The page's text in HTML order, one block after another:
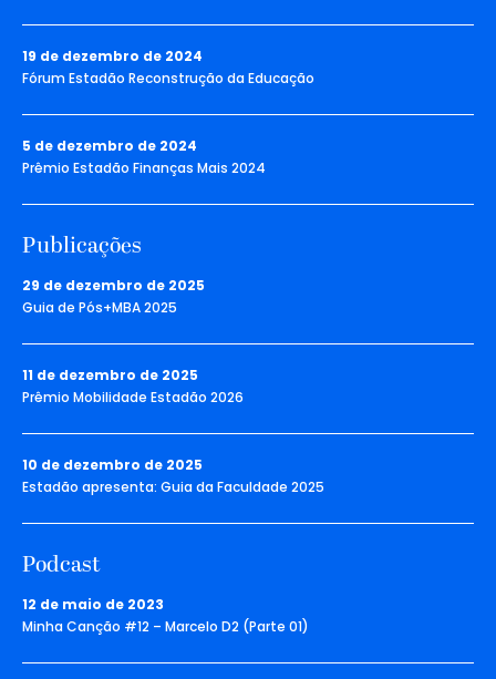
19 de dezembro de 2024
Fórum Estadão Reconstrução da Educação
5 de dezembro de 2024
Prêmio Estadão Finanças Mais 2024
Publicações
29 de dezembro de 2025
Guia de Pós+MBA 2025
11 de dezembro de 2025
Prêmio Mobilidade Estadão 2026
10 de dezembro de 2025
Estadão apresenta: Guia da Faculdade 2025
Podcast
12 de maio de 2023
Minha Canção #12 – Marcelo D2 (Parte 01)